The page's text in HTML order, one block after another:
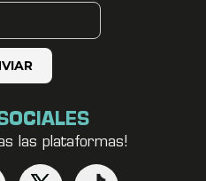
las plataformas!